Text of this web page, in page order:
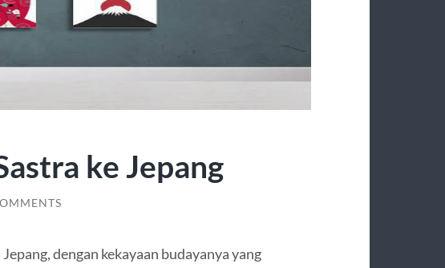
ke Jepang
dengan kekayaan budayanya yang